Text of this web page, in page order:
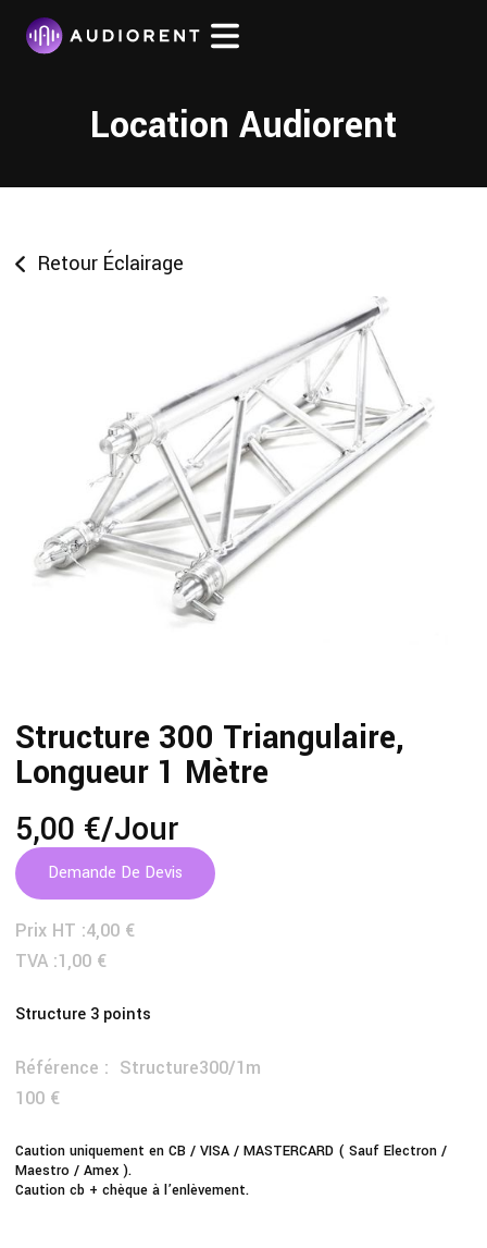
Location Audiorent
Retour Éclairage
Structure 300 Triangulaire,
Longueur 1 Mètre
5,00 €/jour
Demande De Devis
Prix HT :4,00 €
TVA :1,00 €
Structure 3 points
Référence : Structure300/1m
100 €
Caution uniquement en CB / VISA / MASTERCARD ( Sauf Electron /
Maestro / Amex ).
Caution cb + chèque à l’enlèvement.